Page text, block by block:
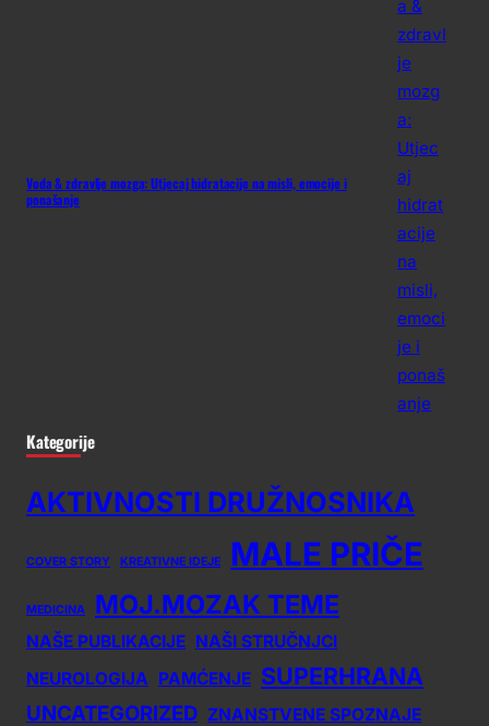
Voda & zdravlje mozga: Utjecaj hidratacije na misli, emocije i
ponašanje
Kategorije
AKTIVNOSTI DRUŽNOSNIKA
COVER STORY KREATIVNE IDEJE MALE PRIČE
MEDICINA MOJ.MOZAK TEME
NAŠE PUBLIKACIJE NAŠI STRUČNJCI
NEUROLOGIJA PAMĆENJE SUPERHRANA
UNCATEGORIZED ZNANSTVENE SPOZNAJE